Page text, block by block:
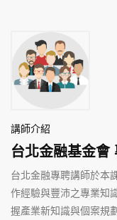
講師介紹
台北金融基金會
台北金融專聘講師於本
作經驗與豐沛之專業知
握產業新知識與個案規